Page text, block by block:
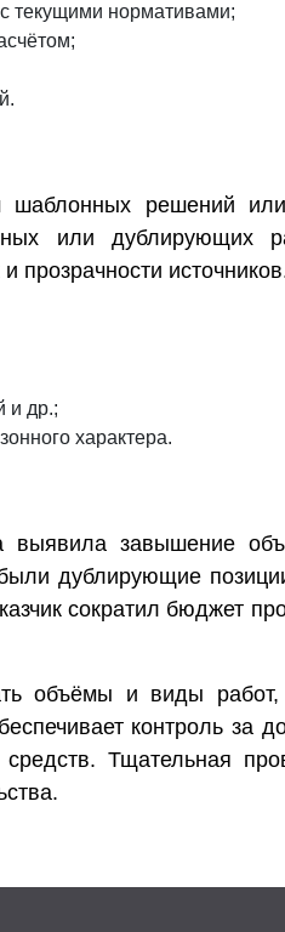
текущими нормативами;
шаблонных решений
или дублирующих
прозрачности
и др.;
характера.
выявила завышение
дублирующие
сократил бюджет
объёмы и виды
контроль за
Тщательная